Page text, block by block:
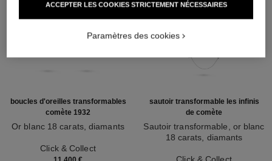
boucles d'oreilles transformables
comète 1932
Or blanc 18 carats, diamants
Click & Collect
sautoir transformable les infinis
de comète
Sautoir transformable, or blanc
18 carats, diamants
Click & Collect
ACCEPTER LES COOKIES STRICTEMENT NÉCESSAIRES
Paramètres des cookies